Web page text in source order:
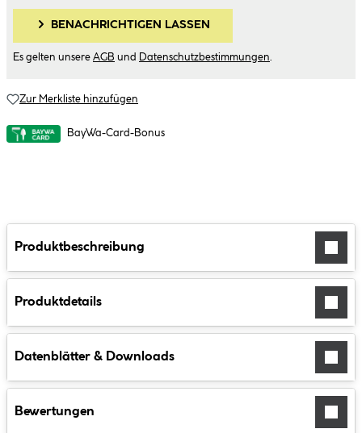
BENACHRICHTIGEN LASSEN
Es gelten unsere AGB und Datenschutzbestimmungen
Zur Merkliste hinzufügen
BayWa-Card-Bonus
Produktbeschreibung
Produktdetails
Datenblätter & Downloads
Bewertungen